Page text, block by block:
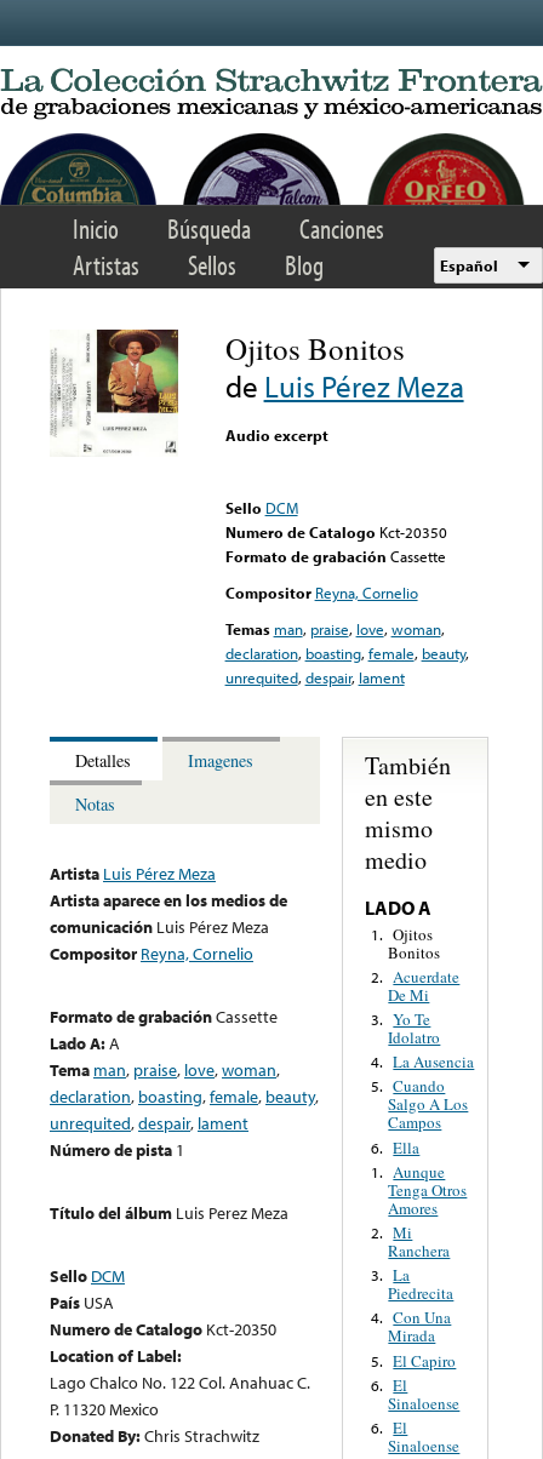
Inicio Búsqueda
Canciones
Artistas
Sellos Blog Español
Ojitos Bonitos
de Luis Pérez Meza
Audio excerpt
Sello DCM
Numero de Catalogo Kct-20350
Formato de grabación Cassette
Compositor Reyna, Cornelio
Temas man, praise, love,woman,
declaration, boasting,female, beauty,
unrequited,despair, lament
Detalles
Imagenes
Notas
Artista Luis Pérez Meza
Artista aparece en los medios de
comunicación Luis Pérez Meza
Compositor Reyna, Cornelio
Formato de grabaciónCassette
Lado A:A
Tema man, praise, love,woman,
declaration, boasting,female, beauty,
unrequited,despair, lament
Número de pista 1
Título del álbum Luis Perez Meza
Sello DCM
País USA
Numero de Catalogo Kct-20350
Location of Label:
Lago Chalco No. 122 Col. Anahuac C.
P. 11320 Mexico
Donated By:Chris Strachwitz
También
en este
mismo
medio
LADO A
1. Ojitos
Bonitos
2. Acuerdate
De Mi
3. Yo Te
Idolatro
4. La Ausencia
5. Cuando
Salgo A Los
Campos
6. Ella
1. Aunque
Tenga Otros
Amores
2. Mi
Ranchera
3. La
Piedrecita
4. Con Una
Mirada
5. El Capiro
6. El
Sinaloense
6. El
Sinaloense